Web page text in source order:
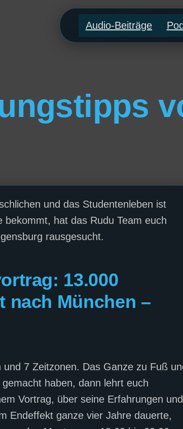
Audio-Beiträge
und das Studentenleben ist
hat das Rudu Team euch
rausgesucht.
13.000
nach München –
7 Zeitzonen. Das Ganze zu Fuß
haben, dann lehrt euch
Vortrag, über seine Erfahrungen und
Endeffekt ganze vier Jahre dauerte,